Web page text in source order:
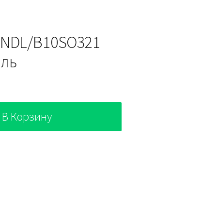
B10SO321
В Корзину